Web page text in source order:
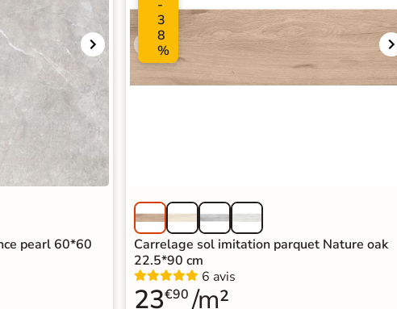
pearl 60*60
-
3
8
%
Carrelage sol imitation parquet Nature oak
22.5*90 cm
6 avis
23€90 /m²